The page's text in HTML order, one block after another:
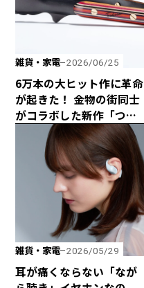
雑貨・家電 2026/06/25
6万本の大ヒット作に革命
が起きた！ 金物の街同士
がコラボした新作「つか
みのトング」が登場！
雑貨・家電 2026/05/29
耳が痛くならない「なが